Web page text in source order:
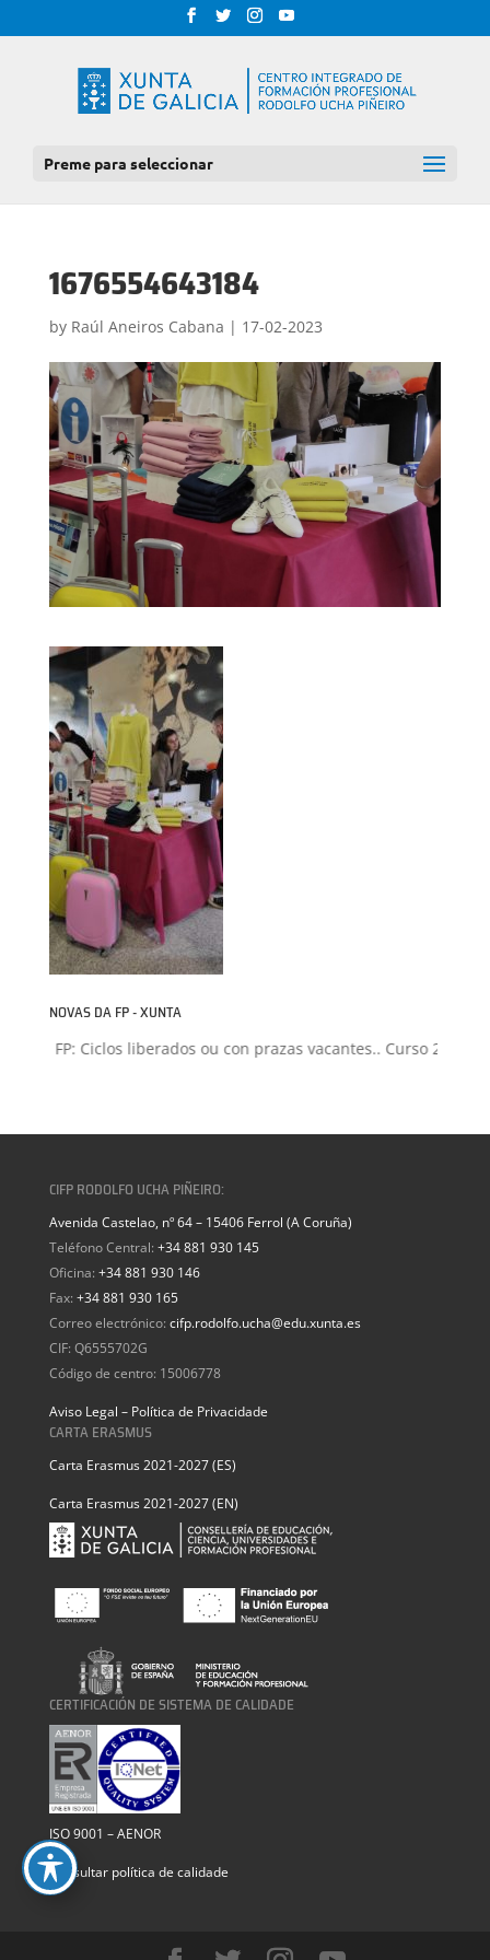
Preme para seleccionar
1676554643184
by Raúl Aneiros Cabana | 17-02-2023
NOVAS DA FP - XUNTA
FP: Ciclos liberados ou con prazas vacantes.. Curso 2026-2027
CIFP RODOLFO UCHA PIÑEIRO:
Avenida Castelao, nº 64 – 15406 Ferrol (A Coruña)
Teléfono Central: +34 881 930 145
Oficina: +34 881 930 146
Fax: +34 881 930 165
Correo electrónico: cifp.rodolfo.ucha@edu.xunta.es
CIF: Q6555702G
Código de centro: 15006778
Aviso Legal – Política de Privacidade
CARTA ERASMUS
Carta Erasmus 2021-2027 (ES)
Carta Erasmus 2021-2027 (EN)
CERTIFICACIÓN DE SISTEMA DE CALIDADE
ISO 9001 – AENOR
Consultar política de calidade